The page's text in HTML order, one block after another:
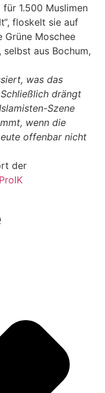
1.500 Muslimen
floskelt sie auf
Grüne Moschee
selbst aus Bochum,
was das
drängt
Szene
wenn die
offenbar nicht
der